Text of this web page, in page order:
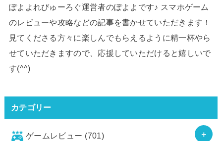
ぽよよれびゅーろぐ運営者のぽよよです♪ スマホゲーム
のレビューや攻略などの記事を書かせていただきます！
見てくださる方々に楽しんでもらえるように精一杯やら
せていただきますので、応援していただけると嬉しいで
す(^^)
カテゴリー
ゲームレビュー (701)